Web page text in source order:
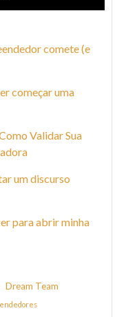
comete (e
começar uma
Validar Sua
um discurso
para abrir minha
Dream Team